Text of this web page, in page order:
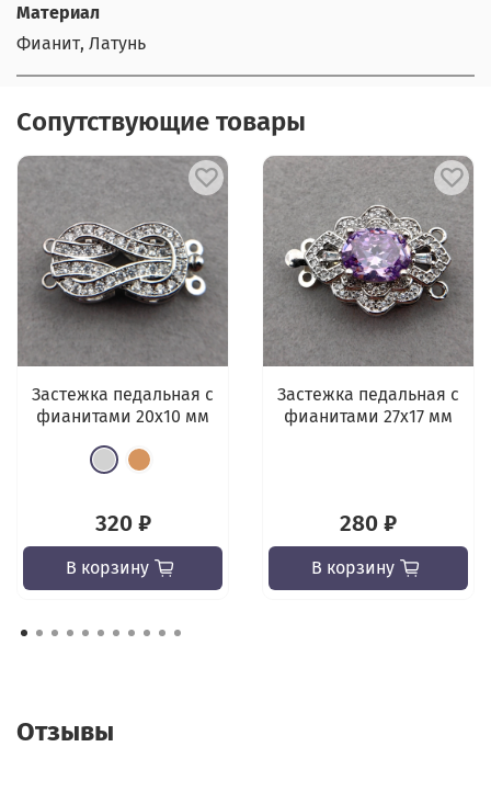
Материал
Фианит, Латунь
Сопутствующие товары
Застежка педальная с
фианитами 20х10 мм
320 ₽
В корзину
Застежка педальная с
фианитами 27х17 мм
280 ₽
В корзину
Отзывы